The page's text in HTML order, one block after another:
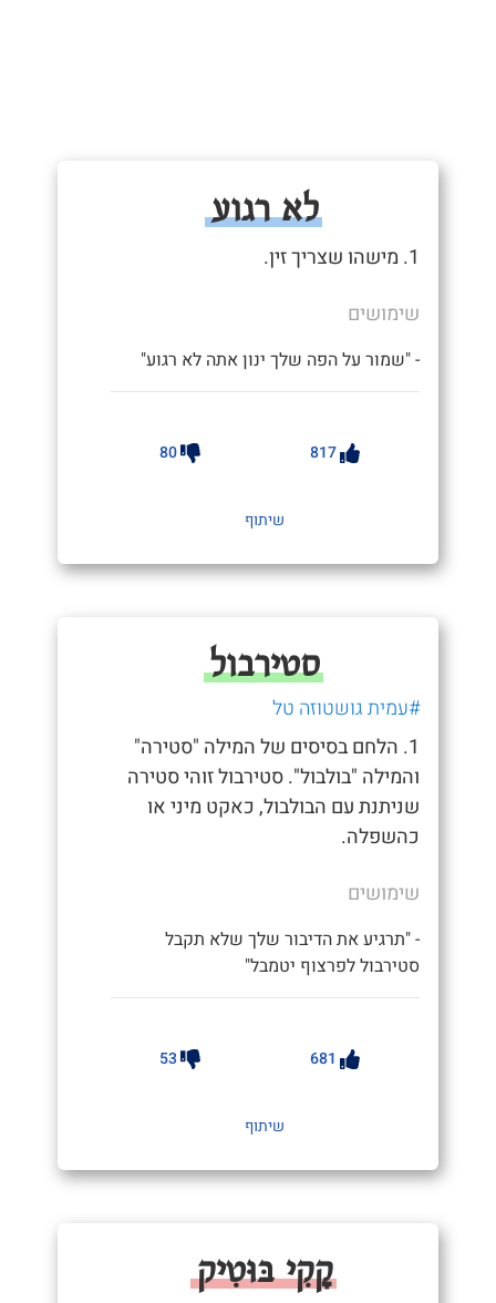
לא רגוע
1. מישהו שצריך זין.
שימושים
- "שמור על הפה שלך ינון אתה לא רגוע"
817
80
שיתוף
סטירבול
#עמית גושטוזה טל
1. הלחם בסיסים של המילה "סטירה"
והמילה "בולבול". סטירבול זוהי סטירה
שניתנת עם הבולבול, כאקט מיני או
כהשפלה.
שימושים
- "תרגיע את הדיבור שלך שלא תקבל
סטירבול לפרצוף יטמבל"
681
53
שיתוף
קָקִי בּוּטִיק